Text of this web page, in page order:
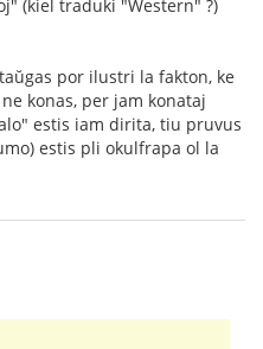
(kiel traduki "Western" ?)
por ilustri la fakton, ke
konas, per jam konataj
estis iam dirita, tiu pruvus
estis pli okulfrapa ol la